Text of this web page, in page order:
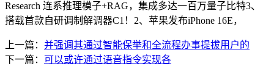
Research 连系推理模子+RAG，集成多达一百万量子比特3、
搭载首款自研调制解调器C1！2、苹果发布iPhone 16E，
上一篇： 并强调其通过智能保举和全流程办事提拔用户的
下一篇： 可以或许通过语音指令实现各